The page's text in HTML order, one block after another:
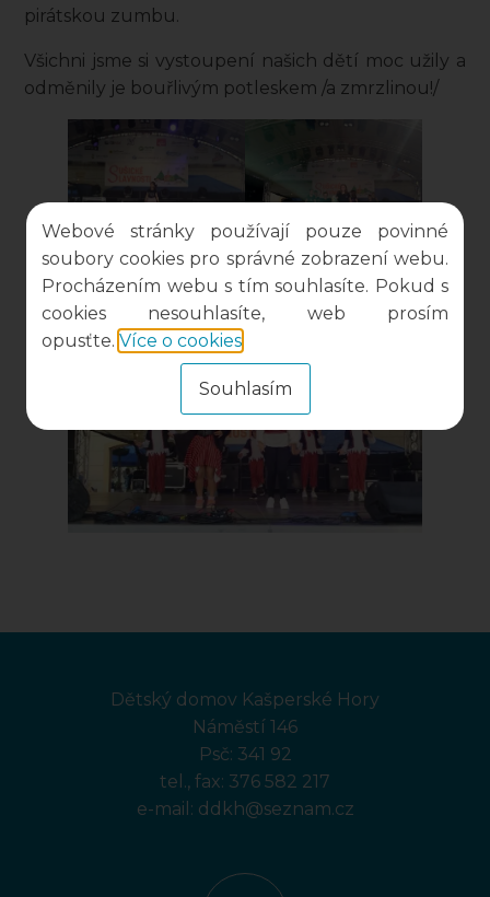
pirátskou zumbu.
Všichni jsme si vystoupení našich dětí moc užily a
odměnily je bouřlivým potleskem /a zmrzlinou!/
Dětský domov Kašperské Hory
Náměstí 146
Psč: 341 92
tel., fax: 376 582 217
e-mail: ddkh@seznam.cz
Webové stránky používají pouze povinné
soubory cookies pro správné zobrazení webu.
Procházením webu s tím souhlasíte. Pokud s
cookies nesouhlasíte, web prosím
opusťte. Více o cookies
Souhlasím